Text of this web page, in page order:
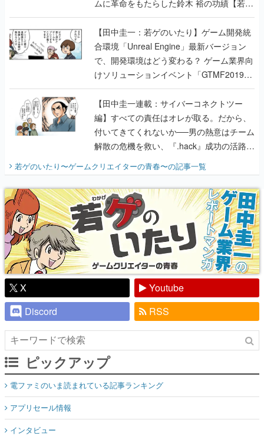
で、開発環境はどう変わる？ ゲーム業界向
けソリューションイベント「GTMF2019」
に行って、より理解を深めよう【PR】
【田中圭一連載：サイバーコネクトツー
編】すべての責任はオレが取る。だから、
付いてきてくれないか──男の熱意はチーム
解散の危機を救い、『.hack』成功の活路を
開く。業界の快男児・松山 洋に流れる血は
『少年ジャンプ』色だった【若ゲのいた
り】
若ゲのいたり〜ゲームクリエイターの青春〜の記事一覧
X
Youtube
Discord
RSS
ピックアップ
電ファミのいま読まれている記事ランキング
アプリセール情報
インタビュー
連載・特集一覧